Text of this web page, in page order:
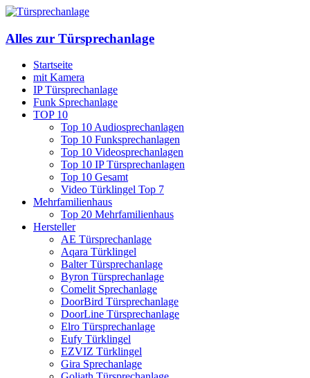
Alles zur Türsprechanlage
Startseite
mit Kamera
IP Türsprechanlage
Funk Sprechanlage
TOP 10
Top 10 Audiosprechanlagen
Top 10 Funksprechanlagen
Top 10 Videosprechanlagen
Top 10 IP Türsprechanlagen
Top 10 Gesamt
Video Türklingel Top 7
Mehrfamilienhaus
Top 20 Mehrfamilienhaus
Hersteller
AE Türsprechanlage
Aqara Türklingel
Balter Türsprechanlage
Byron Türsprechanlage
Comelit Sprechanlage
DoorBird Türsprechanlage
DoorLine Türsprechanlage
Elro Türsprechanlage
Eufy Türklingel
EZVIZ Türklingel
Gira Sprechanlage